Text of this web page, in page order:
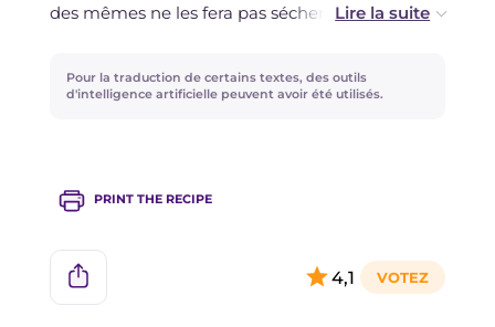
des mêmes ne les fera pas sécher.
Garnissez les piadines encore chaudes, ou
réchauffez-les au moment, pour un goût super
Pour la traduction de certains textes, des outils
d'intelligence artificielle peuvent avoir été utilisés.
PRINT THE RECIPE
4,1